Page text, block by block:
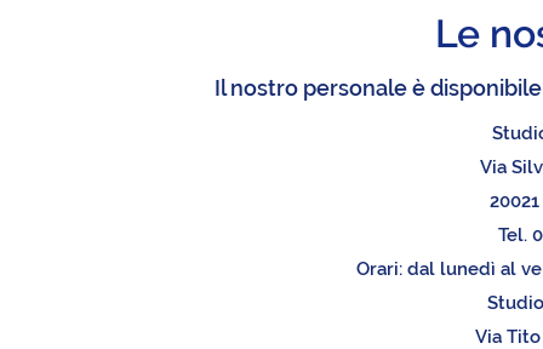
Le
Il nostro personale è
Via
Tel.
Orari: dal lunedì al
Via Tito